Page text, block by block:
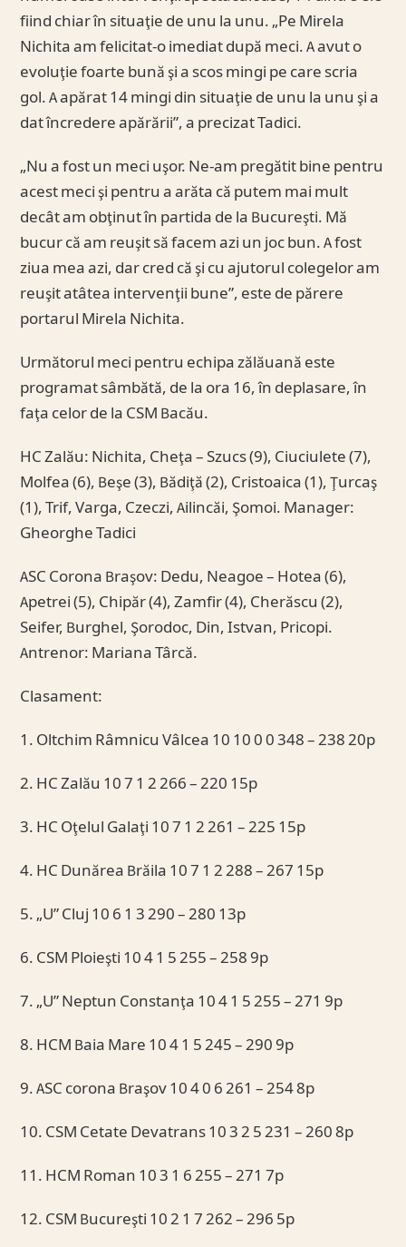
fiind chiar în situaţie de unu la unu. „Pe Mirela
Nichita am felicitat-o imediat după meci. A avut o
evoluţie foarte bună şi a scos mingi pe care scria
gol. A apărat 14 mingi din situaţie de unu la unu şi a
dat încredere apărării”, a precizat Tadici.
„Nu a fost un meci uşor. Ne-am pregătit bine pentru
acest meci şi pentru a arăta că putem mai mult
decât am obţinut în partida de la Bucureşti. Mă
bucur că am reuşit să facem azi un joc bun. A fost
ziua mea azi, dar cred că şi cu ajutorul colegelor am
reuşit atâtea intervenţii bune”, este de părere
portarul Mirela Nichita.
Următorul meci pentru echipa zălăuană este
programat sâmbătă, de la ora 16, în deplasare, în
faţa celor de la CSM Bacău.
HC Zalău: Nichita, Cheţa – Szucs (9), Ciuciulete (7),
Molfea (6), Beşe (3), Bădiţă (2), Cristoaica (1), Ţurcaş
(1), Trif, Varga, Czeczi, Ailincăi, Şomoi. Manager:
Gheorghe Tadici
ASC Corona Braşov: Dedu, Neagoe – Hotea (6),
Apetrei (5), Chipăr (4), Zamfir (4), Cherăscu (2),
Seifer, Burghel, Şorodoc, Din, Istvan, Pricopi.
Antrenor: Mariana Târcă.
Clasament:
1. Oltchim Râmnicu Vâlcea 10 10 0 0 348 – 238 20p
2. HC Zalău 10 7 1 2 266 – 220 15p
3. HC Oţelul Galaţi 10 7 1 2 261 – 225 15p
4. HC Dunărea Brăila 10 7 1 2 288 – 267 15p
5. „U” Cluj 10 6 1 3 290 – 280 13p
6. CSM Ploieşti 10 4 1 5 255 – 258 9p
7. „U” Neptun Constanţa 10 4 1 5 255 – 271 9p
8. HCM Baia Mare 10 4 1 5 245 – 290 9p
9. ASC corona Braşov 10 4 0 6 261 – 254 8p
10. CSM Cetate Devatrans 10 3 2 5 231 – 260 8p
11. HCM Roman 10 3 1 6 255 – 271 7p
12. CSM Bucureşti 10 2 1 7 262 – 296 5p